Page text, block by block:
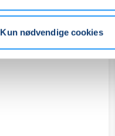
Kun nødvendige cookies